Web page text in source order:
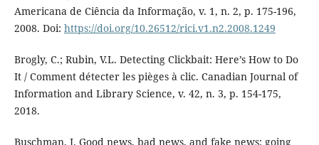
Americana de Ciência da Informação, v. 1, n. 2, p. 175-196,
2008. Doi: https://doi.org/10.26512/rici.v1.n2.2008.1249
Brogly, C.; Rubin, V.L. Detecting Clickbait: Here’s How to Do
It / Comment détecter les pièges à clic. Canadian Journal of
Information and Library Science, v. 42, n. 3, p. 154-175,
2018.
Buschman, J. Good news, bad news, and fake news: going